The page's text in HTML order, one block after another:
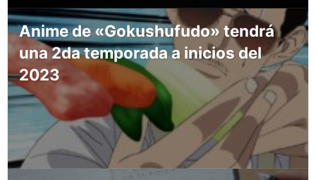
Anime de «Gokushufudo» tendrá
una 2da temporada a inicios del
2023